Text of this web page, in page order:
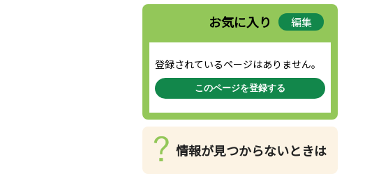
お気に入り 編集
登録されているページはありません。
このページを登録する
情報が見つからないときは